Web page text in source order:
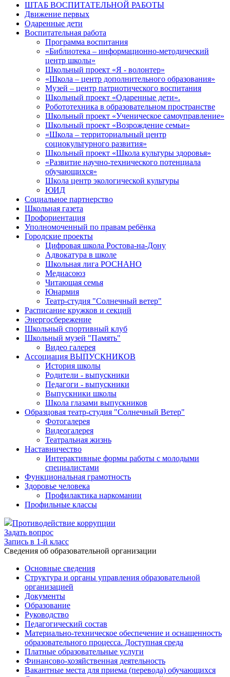
ШТАБ ВОСПИТАТЕЛЬНОЙ РАБОТЫ
Движение первых
Одаренные дети
Воспитательная работа
Программа воспитания
«Библиотека – информационно-методический
центр школы»
Школьный проект «Я - волонтер»
«Школа – центр дополнительного образования»
Музей – центр патриотического воспитания
Школьный проект «Одаренные дети».
Робототехника в образовательном пространстве
Школьный проект «Ученическое самоуправление»
Школьный проект «Возрождение семьи»
«Школа – территориальный центр
социокультурного развития»
Школьный проект «Школа культуры здоровья»
«Развитие научно-технического потенциала
обучающихся»
Школа центр экологической культуры
ЮИД
Социальное партнерство
Школьная газета
Профориентация
Уполномоченный по правам ребёнка
Городские проекты
Цифровая школа Ростова-на-Дону
Адвокатура в школе
Школьная лига РОСНАНО
Медиасоюз
Читающая семья
Юнармия
Театр-студия "Солнечный ветер"
Расписание кружков и секций
Энергосбережение
Школьный спортивный клуб
Школьный музей "Память"
Видео галерея
Ассоциация ВЫПУСКНИКОВ
История школы
Родители - выпускники
Педагоги - выпускники
Выпускники школы
Школа глазами выпускников
Образцовая театр-студия "Солнечный Ветер"
Фотогалерея
Видеогалерея
Театральная жизнь
Наставничество
Интерактивные формы работы с молодыми
специалистами
Функциональная грамотность
Здоровье человека
Профилактика наркомании
Профильные классы
Противодействие коррупции
Задать вопрос
Запись в 1-й класс
Cведения об образовательной организации
Основные сведения
Структура и органы управления образовательной
организацией
Документы
Образование
Руководство
Педагогический состав
Материально-техническое обеспечение и оснащенность
образовательного процесса. Доступная среда
Платные образовательные услуги
Финансово-хозяйственная деятельность
Вакантные места для приема (перевода) обучающихся